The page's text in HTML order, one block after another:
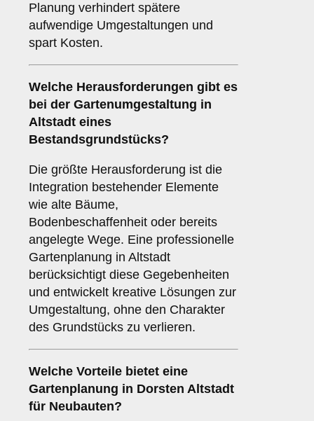
Planung verhindert spätere
aufwendige Umgestaltungen und
spart Kosten.
Welche Herausforderungen gibt es
bei der Gartenumgestaltung in
Altstadt eines
Bestandsgrundstücks?
Die größte Herausforderung ist die
Integration bestehender Elemente
wie alte Bäume,
Bodenbeschaffenheit oder bereits
angelegte Wege. Eine professionelle
Gartenplanung in Altstadt
berücksichtigt diese Gegebenheiten
und entwickelt kreative Lösungen zur
Umgestaltung, ohne den Charakter
des Grundstücks zu verlieren.
Welche Vorteile bietet eine
Gartenplanung in Dorsten Altstadt
für Neubauten?